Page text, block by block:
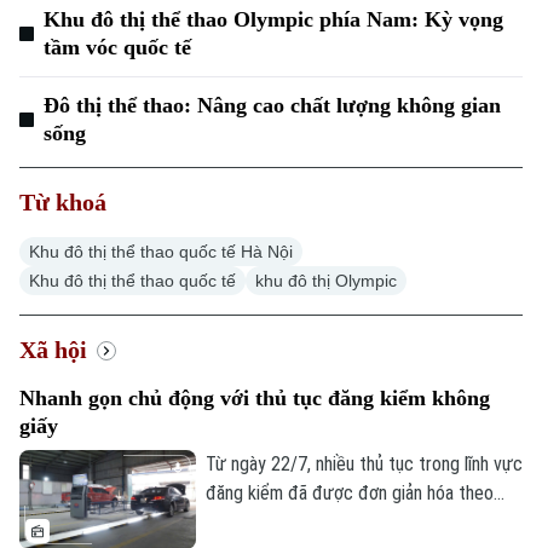
Khu đô thị thể thao Olympic phía Nam: Kỳ vọng
tầm vóc quốc tế
Đô thị thể thao: Nâng cao chất lượng không gian
sống
Từ khoá
Khu đô thị thể thao quốc tế Hà Nội
Khu đô thị thể thao quốc tế
khu đô thị Olympic
Xã hội
Nhanh gọn chủ động với thủ tục đăng kiểm không
giấy
Từ ngày 22/7, nhiều thủ tục trong lĩnh vực
đăng kiểm đã được đơn giản hóa theo